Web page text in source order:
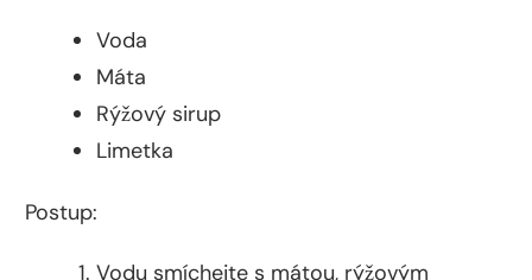
Voda
Máta
Rýžový sirup
Limetka
Postup:
Vodu smíchejte s mátou, rýžovým